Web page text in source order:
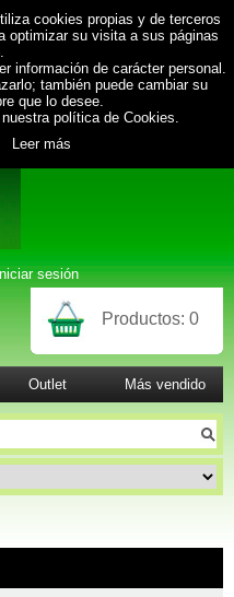
cookies propias y de terceros
optimizar su visita a sus páginas
información de carácter personal.
también puede cambiar su
que lo desee.
política de Cookies.
Leer más
sesión
Productos: 0
Outlet Más vendido